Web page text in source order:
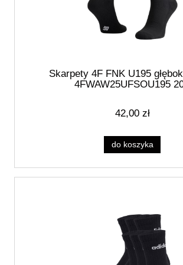
Skarpety 4F FNK U195
4FWAW25UFSOU195
42,00 zł
do koszyka